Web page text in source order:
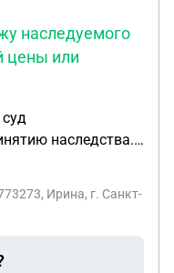
наследуемого
цены или
наследства.
входит
стоимости.
Ирина, г. Санкт-